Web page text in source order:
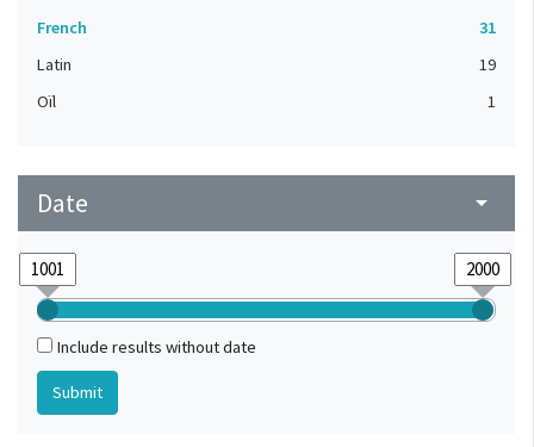
French
31
Latin
19
Oïl
1
Date arrow_drop_down
Include results without date